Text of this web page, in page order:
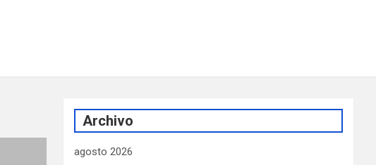
Archivo
agosto 2026